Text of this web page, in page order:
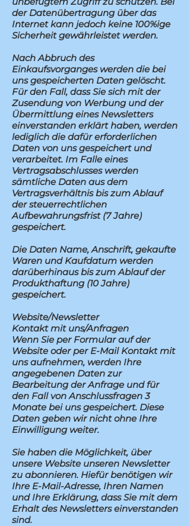
der Datenübertragung über das
Internet kann jedoch keine 100%ige
Sicherheit gewährleistet werden.
Nach Abbruch des
Einkaufsvorganges werden die bei
uns gespeicherten Daten gelöscht.
Für den Fall, dass Sie sich mit der
Zusendung von Werbung und der
Übermittlung eines Newsletters
einverstanden erklärt haben, werden
lediglich die dafür erforderlichen
Daten von uns gespeichert und
verarbeitet. Im Falle eines
Vertragsabschlusses werden
sämtliche Daten aus dem
Vertragsverhältnis bis zum Ablauf
der steuerrechtlichen
Aufbewahrungsfrist (7 Jahre)
gespeichert.
Die Daten Name, Anschrift, gekaufte
Waren und Kaufdatum werden
darüberhinaus bis zum Ablauf der
Produkthaftung (10 Jahre)
gespeichert.
Website/Newsletter
Kontakt mit uns/Anfragen
Wenn Sie per Formular auf der
Website oder per E-Mail Kontakt mit
uns aufnehmen, werden Ihre
angegebenen Daten zur
Bearbeitung der Anfrage und für
den Fall von Anschlussfragen 3
Monate bei uns gespeichert. Diese
Daten geben wir nicht ohne Ihre
Einwilligung weiter.
Sie haben die Möglichkeit, über
unsere Website unseren Newsletter
zu abonnieren. Hiefür benötigen wir
Ihre E-Mail-Adresse, Ihren Namen
und Ihre Erklärung, dass Sie mit dem
Erhalt des Newsletters einverstanden
sind.